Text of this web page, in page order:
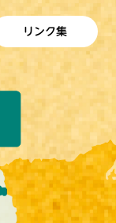
リンク集